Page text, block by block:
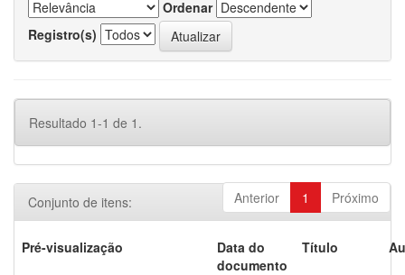
Ordenar
Registro(s)
Resultado 1-1 de 1.
Anterior 1 Próximo
Conjunto de itens:
Pré-visualização
Data do
documento
Título